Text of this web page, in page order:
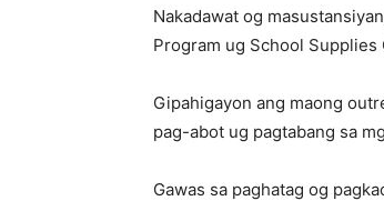
Nakadawat og
Program ug School Supplies
Gipahigayon ang maong
pag-abot ug pagtabang sa
Gawas sa paghatag og